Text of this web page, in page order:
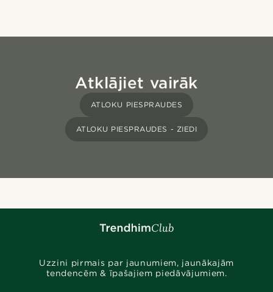
Atklājiet vairāk
ATLOKU PIESPRAUDES
ATLOKU PIESPRAUDES - ZIEDI
Uzzini pirmais par jaunumiem, jaunākajām
tendencēm & īpašajiem piedāvājumiem.